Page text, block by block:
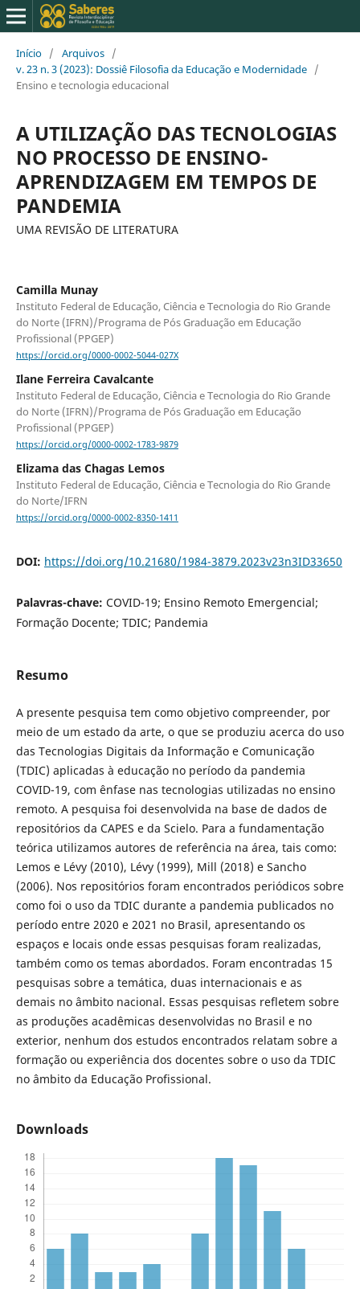
Início / Arquivos /
v. 23 n. 3 (2023): Dossiê Filosofia da Educação e Modernidade /
Ensino e tecnologia educacional
A UTILIZAÇÃO DAS TECNOLOGIAS
NO PROCESSO DE ENSINO-
APRENDIZAGEM EM TEMPOS DE
PANDEMIA
UMA REVISÃO DE LITERATURA
Camilla Munay
Instituto Federal de Educação, Ciência e Tecnologia do Rio Grande
do Norte (IFRN)/Programa de Pós Graduação em Educação
Profissional (PPGEP)
https://orcid.org/0000-0002-5044-027X
Ilane Ferreira Cavalcante
Instituto Federal de Educação, Ciência e Tecnologia do Rio Grande
do Norte (IFRN)/Programa de Pós Graduação em Educação
Profissional (PPGEP)
https://orcid.org/0000-0002-1783-9879
Elizama das Chagas Lemos
Instituto Federal de Educação, Ciência e Tecnologia do Rio Grande
do Norte/IFRN
https://orcid.org/0000-0002-8350-1411
DOI: https://doi.org/10.21680/1984-3879.2023v23n3ID33650
Palavras-chave: COVID-19; Ensino Remoto Emergencial;
Formação Docente; TDIC; Pandemia
Resumo
A presente pesquisa tem como objetivo compreender, por
meio de um estado da arte, o que se produziu acerca do uso
das Tecnologias Digitais da Informação e Comunicação
(TDIC) aplicadas à educação no período da pandemia
COVID-19, com ênfase nas tecnologias utilizadas no ensino
remoto. A pesquisa foi desenvolvida na base de dados de
repositórios da CAPES e da Scielo. Para a fundamentação
teórica utilizamos autores de referência na área, tais como:
Lemos e Lévy (2010), Lévy (1999), Mill (2018) e Sancho
(2006). Nos repositórios foram encontrados periódicos sobre
como foi o uso da TDIC durante a pandemia publicados no
período entre 2020 e 2021 no Brasil, apresentando os
espaços e locais onde essas pesquisas foram realizadas,
também como os temas abordados. Foram encontradas 15
pesquisas sobre a temática, duas internacionais e as
demais no âmbito nacional. Essas pesquisas refletem sobre
as produções acadêmicas desenvolvidas no Brasil e no
exterior, nenhum dos estudos encontrados relatam sobre a
formação ou experiência dos docentes sobre o uso da TDIC
no âmbito da Educação Profissional.
Downloads